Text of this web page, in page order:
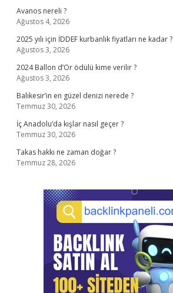
Avanos nereli ?
Ağustos 4, 2026
2025 yılı için İDDEF kurbanlık fiyatları ne kadar ?
Ağustos 3, 2026
2024 Ballon d’Or ödülü kime verilir ?
Ağustos 3, 2026
Balıkesir’in en güzel denizi nerede ?
Temmuz 30, 2026
İç Anadolu’da kışlar nasıl geçer ?
Temmuz 30, 2026
Takas hakkı ne zaman doğar ?
Temmuz 28, 2026